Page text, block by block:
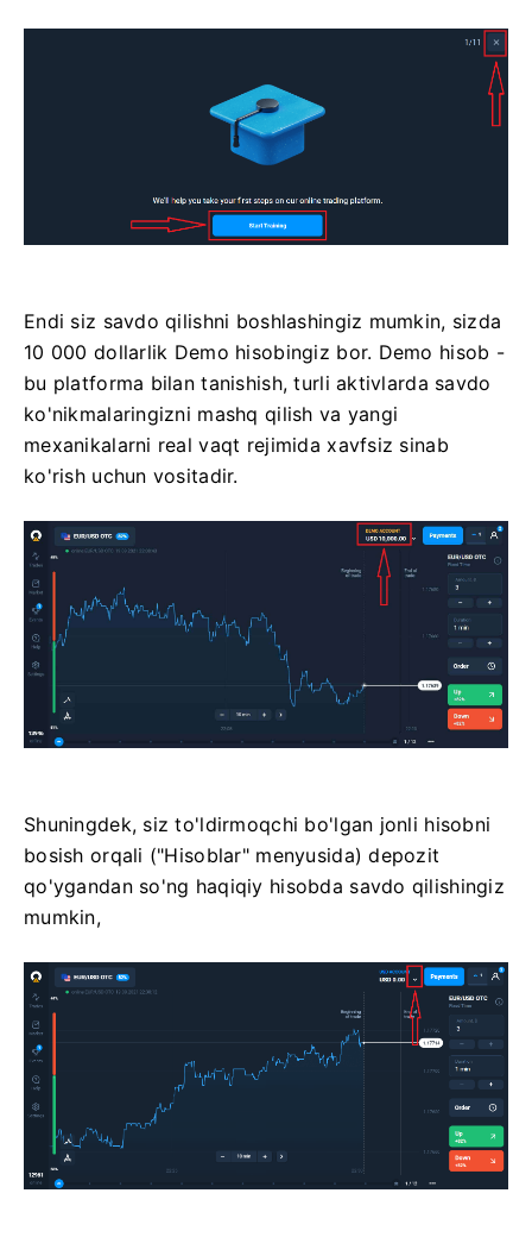
Endi siz savdo qilishni boshlashingiz mumkin, sizda
10 000 dollarlik Demo hisobingiz bor. Demo hisob -
bu platforma bilan tanishish, turli aktivlarda savdo
ko'nikmalaringizni mashq qilish va yangi
mexanikalarni real vaqt rejimida xavfsiz sinab
ko'rish uchun vositadir.
Shuningdek, siz to'ldirmoqchi bo'lgan jonli hisobni
bosish orqali ("Hisoblar" menyusida) depozit
qo'ygandan so'ng haqiqiy hisobda savdo qilishingiz
mumkin,